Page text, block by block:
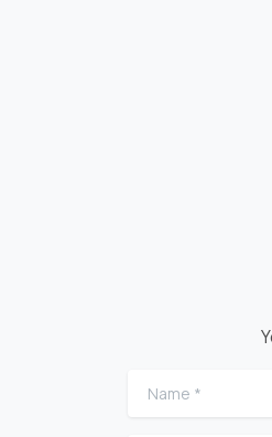
Name